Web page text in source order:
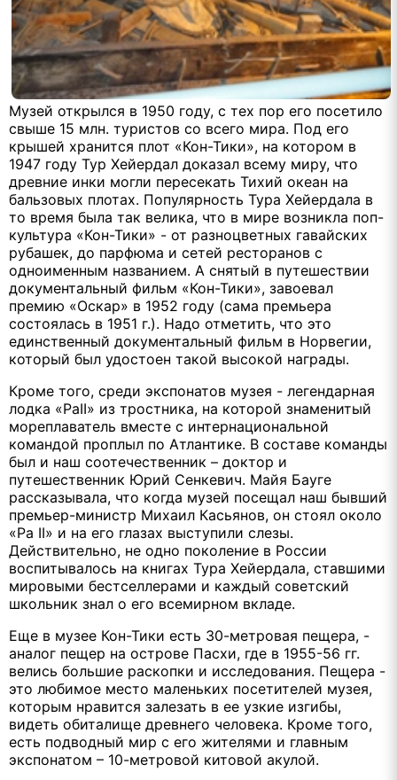
Музей открылся в 1950 году, с тех пор его посетило
свыше 15 млн. туристов со всего мира. Под его
крышей хранится плот «Кон-Тики», на котором в
1947 году Тур Хейердал доказал всему миру, что
древние инки могли пересекать Тихий океан на
бальзовых плотах. Популярность Тура Хейердала в
то время была так велика, что в мире возникла поп-
культура «Кон-Тики» - от разноцветных гавайских
рубашек, до парфюма и сетей ресторанов с
одноименным названием. А снятый в путешествии
документальный фильм «Кон-Тики», завоевал
премию «Оскар» в 1952 году (сама премьера
состоялась в 1951 г.). Надо отметить, что это
единственный документальный фильм в Норвегии,
который был удостоен такой высокой награды.
Кроме того, среди экспонатов музея - легендарная
лодка «РаII» из тростника, на которой знаменитый
мореплаватель вместе с интернациональной
командой проплыл по Атлантике. В составе команды
был и наш соотечественник – доктор и
путешественник Юрий Сенкевич. Майя Бауге
рассказывала, что когда музей посещал наш бывший
премьер-министр Михаил Касьянов, он стоял около
«Ра II» и на его глазах выступили слезы.
Действительно, не одно поколение в России
воспитывалось на книгах Тура Хейердала, ставшими
мировыми бестселлерами и каждый советский
школьник знал о его всемирном вкладе.
Еще в музее Кон-Тики есть 30-метровая пещера, -
аналог пещер на острове Пасхи, где в 1955-56 гг.
велись большие раскопки и исследования. Пещера -
это любимое место маленьких посетителей музея,
которым нравится залезать в ее узкие изгибы,
видеть обиталище древнего человека. Кроме того,
есть подводный мир с его жителями и главным
экспонатом – 10-метровой китовой акулой.